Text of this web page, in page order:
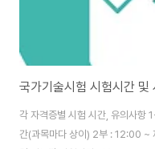
국가기술시험 시험시간 및
각 자격증별 시험 시간, 유의사항
간(과목마다 상이) 2부 : 12:00 ~